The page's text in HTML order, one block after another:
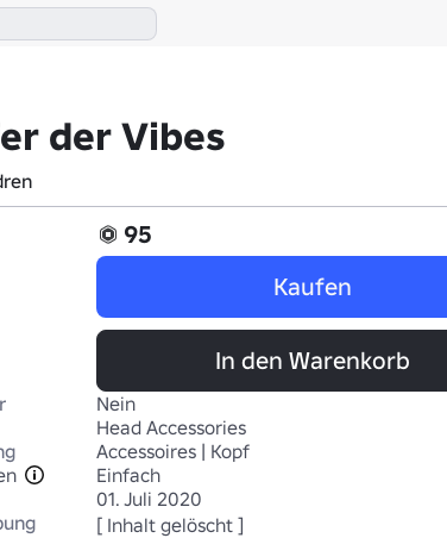
der Vibes
95
Kaufen
In den Warenkorb
Nein
Head Accessories
Accessoires | Kopf
Einfach
01. Juli 2020
[ Inhalt gelöscht ]